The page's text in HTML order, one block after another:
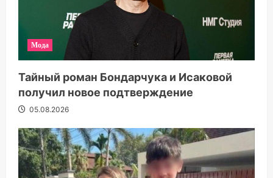
Мода
Тайный роман Бондарчука и Исаковой
получил новое подтверждение
05.08.2026